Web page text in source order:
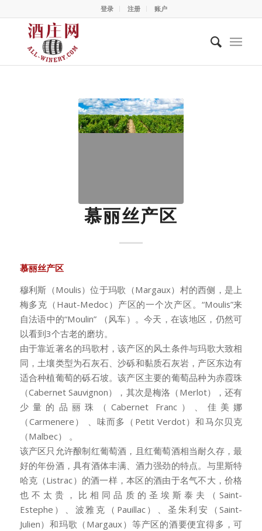
登录 注册 账户
慕丽丝产区
慕丽丝产区
穆利斯（Moulis）位于玛歌（Margaux）村的西侧，是上
梅多克（Haut-Medoc）产区的一个次产区。“Moulis”来
自法语中的“Moulin” （风车）。今天，在该地区，仍然可
以看到3个古老的磨坊。
由于靠近著名的玛歌村，该产区的风土条件与玛歌大致相
同，土壤类型为石灰石、沙砾和黏质石灰岩，产区东边有
适合种植葡萄的砾石坡。该产区主要的葡萄品种为赤霞珠
（Cabernet Sauvignon），其次是梅洛（Merlot），还有
少量的品丽珠（Cabernet Franc）、佳美娜
（Carmenere） 、味而多（Petit Verdot）和马尔贝克
（Malbec） 。
该产区只允许酿制红葡萄酒，且红葡萄酒相当耐久存，最
好的年份酒，具有酒体丰满、酒力强劲的特点。与里斯特
哈克（Listrac）的酒一样，本区的酒由于名气不大，价格
也不太贵，比相同品质的圣埃斯泰夫（Saint-
Estephe）、波雅克（Pauillac）、圣朱利安（Saint-
Julien）和玛歌（Margaux）等产区的酒要便宜得多，可